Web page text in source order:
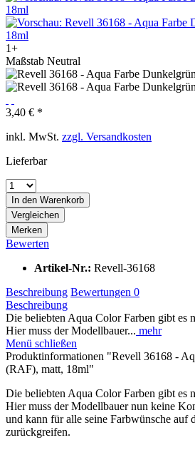
1+
Maßstab Neutral
3,40 € *
inkl. MwSt. zzgl. Versandkosten
Lieferbar
In den Warenkorb
Vergleichen
Merken
Bewerten
Artikel-Nr.: Revell-36168
Beschreibung Bewertungen 0
Beschreibung
Die beliebten Aqua Color Farben gibt es
Hier muss der Modellbauer... mehr
Menü schließen
Produktinformationen "Revell 36168 -
(RAF), matt, 18ml"
Die beliebten Aqua Color Farben gibt es
Hier muss der Modellbauer nun keine
und kann für alle seine Farbwünsche auf
zurückgreifen.